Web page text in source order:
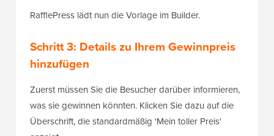
RafflePress lädt nun die Vorlage im Builder.
Schritt 3: Details zu Ihrem Gewinnpreis
hinzufügen
Zuerst müssen Sie die Besucher darüber informieren,
was sie gewinnen könnten. Klicken Sie dazu auf die
Überschrift, die standardmäßig 'Mein toller Preis'